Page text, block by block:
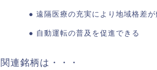
遠隔医療の充実により地域格差
自動運転の普及を促進できる
関連銘柄は・・・